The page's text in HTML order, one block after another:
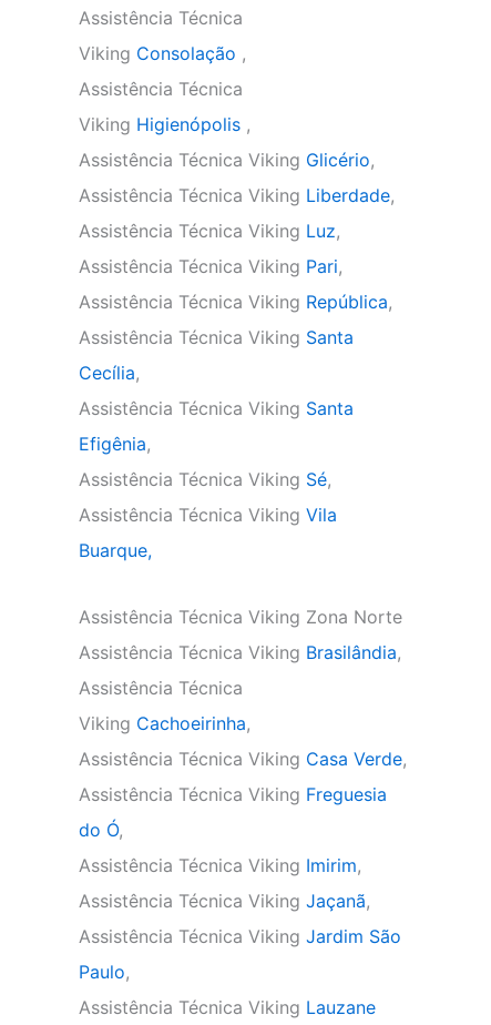
Assistência Técnica
Viking Consolação ,
Assistência Técnica
Viking Higienópolis ,
Assistência Técnica Viking Glicério,
Assistência Técnica Viking Liberdade,
Assistência Técnica Viking Luz,
Assistência Técnica Viking Pari,
Assistência Técnica Viking República,
Assistência Técnica Viking Santa
Cecília,
Assistência Técnica Viking Santa
Efigênia,
Assistência Técnica Viking Sé,
Assistência Técnica Viking Vila
Buarque,
Assistência Técnica Viking Zona Norte
Assistência Técnica Viking Brasilândia,
Assistência Técnica
Viking Cachoeirinha,
Assistência Técnica Viking Casa Verde,
Assistência Técnica Viking Freguesia
do Ó,
Assistência Técnica Viking Imirim,
Assistência Técnica Viking Jaçanã,
Assistência Técnica Viking Jardim São
Paulo,
Assistência Técnica Viking Lauzane